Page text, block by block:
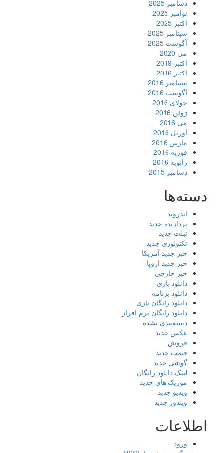
دسامبر 2025
نوامبر 2025
اکتبر 2025
سپتامبر 2025
آگوست 2025
می 2020
اکتبر 2019
اکتبر 2016
سپتامبر 2016
آگوست 2016
جولای 2016
ژوئن 2016
می 2016
آوریل 2016
مارس 2016
فوریه 2016
ژانویه 2016
دسامبر 2015
دسته‌ها
اندروید
پردازنده جدید
تبلت جدید
تکنولوژی جدید
خبر جدید آمریکا
خبر جدید اروپا
خبر خارجی
دانلود بازی
دانلود برنامه
دانلود رایگان بازی
دانلود رایگان نرم افراز
دسته‌بندی نشده
عکس جدید
فروش
قیمت جدید
گوشی جدید
لینک دانلود رایگان
موزیک های جدید
ویدیو جدید
ویندوز جدید
اطلاعات
ورود